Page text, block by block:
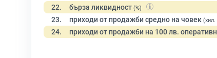
22. бърза ликвидност (%)
23. приходи от продажби средно на човек (хил.
24. приходи от продажби на 100 лв.